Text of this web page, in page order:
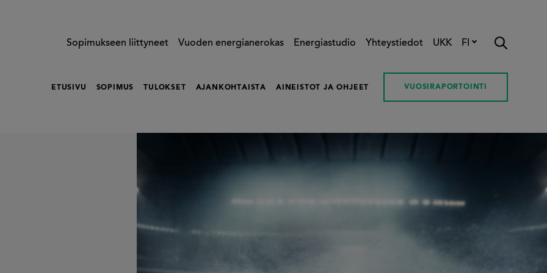
Sopimukseen liittyneet Vuoden energianerokas Energiastudio Yhteystiedot UKK FI
ETUSIVU SOPIMUS TULOKSET AJANKOHTAISTA AINEISTOT JA OHJEET VUOSIRAPORTOINTI